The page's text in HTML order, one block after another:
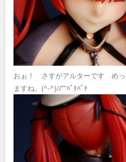
おぉ！ さすがアルターです めっ
ますね。(^-^)//””ﾊﾟﾁﾊﾟﾁ